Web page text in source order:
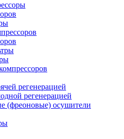
регенерацией
регенерацией
(фреоновые) осушители